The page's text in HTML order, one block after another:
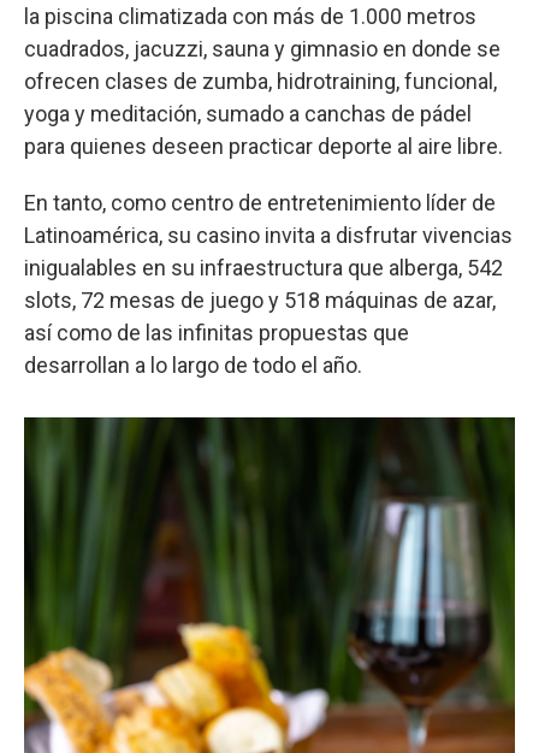
la piscina climatizada con más de 1.000 metros
cuadrados, jacuzzi, sauna y gimnasio en donde se
ofrecen clases de zumba, hidrotraining, funcional,
yoga y meditación, sumado a canchas de pádel
para quienes deseen practicar deporte al aire libre.
En tanto, como centro de entretenimiento líder de
Latinoamérica, su casino invita a disfrutar vivencias
inigualables en su infraestructura que alberga, 542
slots, 72 mesas de juego y 518 máquinas de azar,
así como de las infinitas propuestas que
desarrollan a lo largo de todo el año.